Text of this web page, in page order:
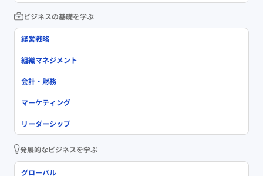
ビジネスの基礎を学ぶ
経営戦略
組織マネジメント
会計・財務
マーケティング
リーダーシップ
発展的なビジネスを学ぶ
グローバル